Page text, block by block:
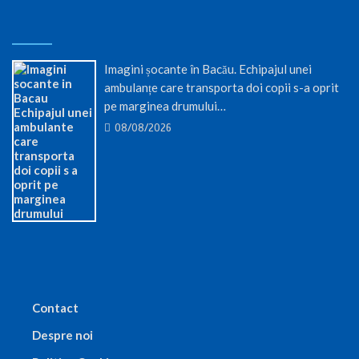
Imagini șocante în Bacău. Echipajul unei
ambulanțe care transporta doi copii s-a oprit
pe marginea drumului…
08/08/2026
Contact
Despre noi